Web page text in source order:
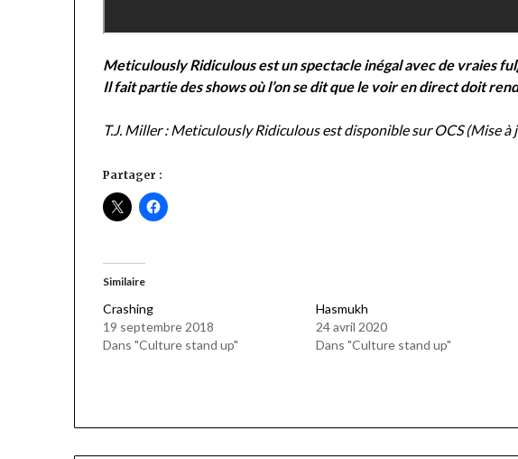
Meticulously Ridiculous est un spectacle inégal avec de vraies
Il fait partie des shows où l’on se dit que le voir en direct doit
T.J. Miller : Meticulously Ridiculous est disponible sur OCS (Mise
Partager :
Similaire
Crashing
19 septembre 2018
Dans "Culture stand up"
Hasmukh
24 avril 2020
Dans "Culture stand up"